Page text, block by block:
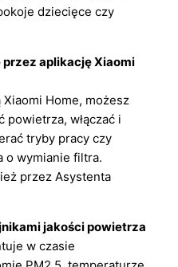
dziecięce czy
aplikację Xiaomi
Home, możesz
powietrza, włączać i
tryby pracy czy
o wymianie filtra.
przez Asystenta
jakości powietrza
w czasie